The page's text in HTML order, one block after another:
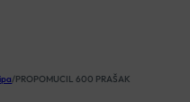
/PROPOMUCIL 600 PRAŠAK